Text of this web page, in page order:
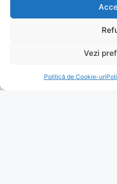
Vezi
Politică de Cookie-uri